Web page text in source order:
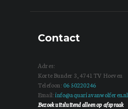
Contact
Adres:
Korte Bunder 3, 4741 TV Hoeven
Telefoon: 06 50220246
Email:info@aquariavanwolferen.nl
Bezoek uitsluitend alleen op afspraak